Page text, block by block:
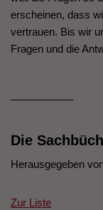
erscheinen, dass
vertrauen. Bis wir
Fragen und die
Die
Herausgegeben
Zur Liste